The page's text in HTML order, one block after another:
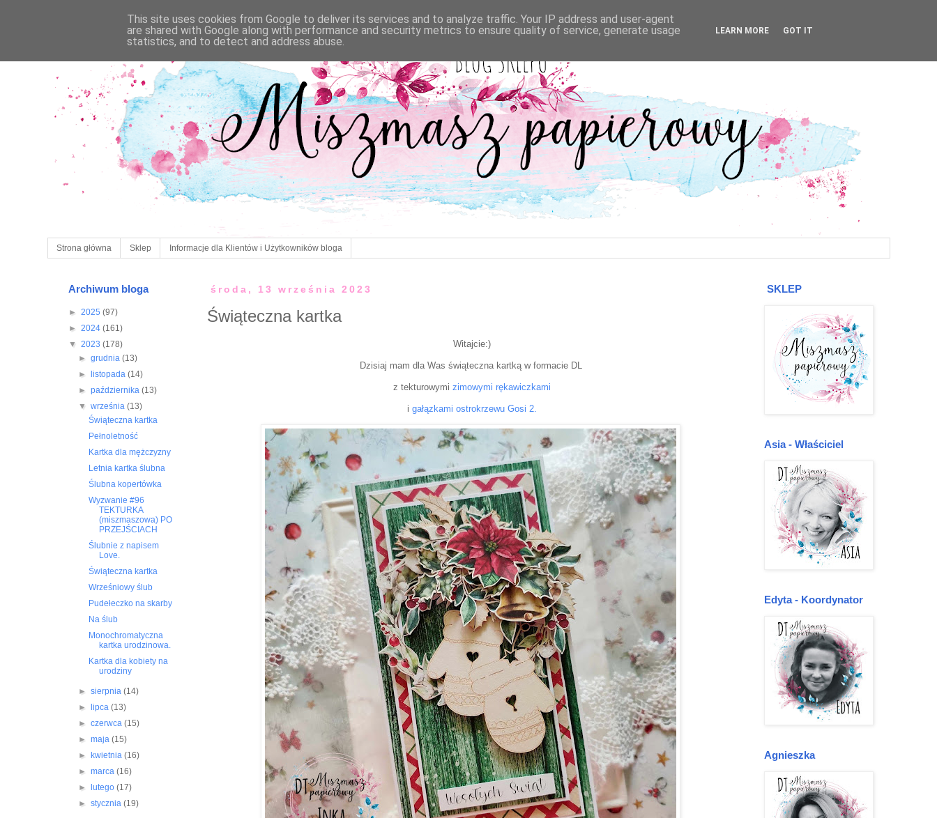
Strona główna Sklep Informacje dla Klientów i Użytkowników bloga
środa, 13 września 2023
Świąteczna kartka
Witajcie:)
Dzisiaj mam dla Was świąteczna kartką w formacie DL
z tekturowymi zimowymi rękawiczkami
i gałązkami ostrokrzewu Gosi 2.
Archiwum bloga
► 2025 (97)
► 2024 (161)
▼ 2023 (178)
► grudnia (13)
►
listopada (14)
► października (13)
▼ września (13)
Świąteczna kartka
Pełnoletność
Kartka dla mężczyzny
Letnia kartka ślubna
Ślubna kopertówka
Wyzwanie #96
TEKTURKA
(miszmaszowa) PO
PRZEJŚCIACH
Ślubnie z napisem
Love.
Świąteczna kartka
Wrześniowy ślub
Pudełeczko na skarby
Na ślub
Monochromatyczna
kartka urodzinowa.
Kartka dla kobiety na
urodziny
► sierpnia (14)
►
lipca (13)
► czerwca (15)
► maja (15)
►
kwietnia (16)
► marca (16)
►
lutego (17)
► stycznia (19)
SKLEP
Asia - Właściciel
Edyta - Koordynator
Agnieszka
This site uses cookies from Google to deliver its services and to analyze traffic. Your IP address and user-agent
are shared with Google along with performance and security metrics to ensure quality of service, generate usage
statistics, and to detect and address abuse.
LEARN MORE GOT IT